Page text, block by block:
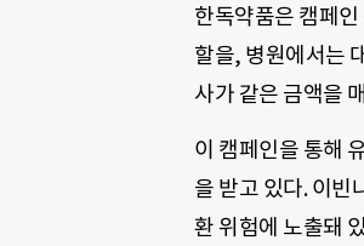
한독약품은 캠페
할을, 병원에서는
사가 같은 금액을
이 캠페인을 통해
을 받고 있다. 이빈
환 위험에 노출돼